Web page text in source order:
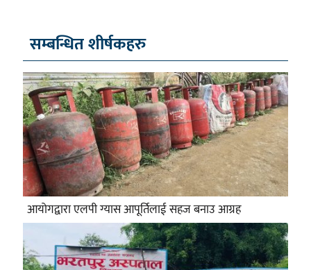
सम्बन्धित शीर्षकहरु
आयोगद्वारा एलपी ग्यास आपूर्तिलाई सहज बनाउ आग्रह